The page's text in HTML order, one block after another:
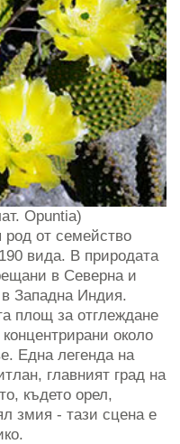
Opuntia)
от семейство
вида. В природата
в Северна и
Западна Индия.
площ за отглеждане
около
Една легенда на
главният град на
където орел,
змия - тази сцена е